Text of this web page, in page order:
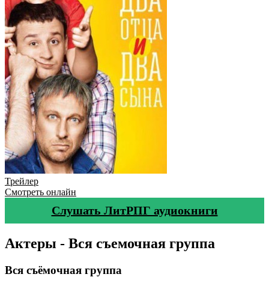
Трейлер
Смотреть онлайн
Слушать ЛитРПГ аудиокниги
Актеры - Вся съемочная группа
Вся съёмочная группа